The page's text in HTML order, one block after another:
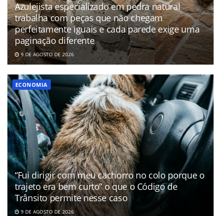
Azulejista especializado em pedra natural
trabalha com peças que não chegam
perfeitamente iguais e cada parede exige uma
paginação diferente
9 DE AGOSTO DE 2026
ECONOMIA
“Fui dirigir com meu cachorro no colo porque o
trajeto era bem curto” o que o Código de
Trânsito permite nesse caso
9 DE AGOSTO DE 2026